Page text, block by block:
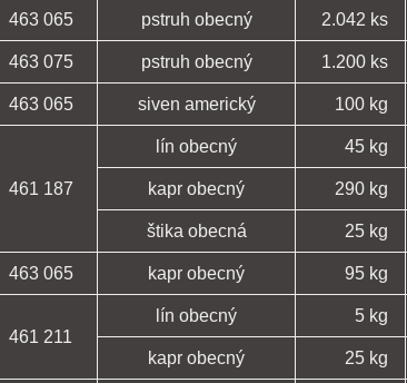
463 065 pstruh obecný 2.042 ks
463 075 pstruh obecný 1.200 ks
463 065 siven americký 100 kg
461 187
lín obecný 45 kg
kapr obecný 290 kg
štika obecná 25 kg
463 065 kapr obecný 95 kg
461 211
lín obecný 5 kg
kapr obecný 25 kg